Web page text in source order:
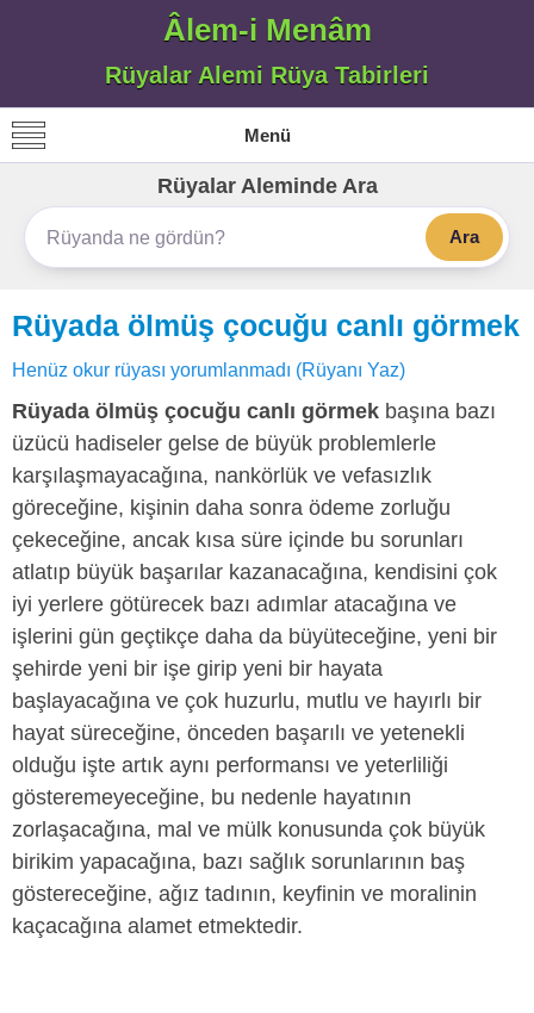
Âlem-i Menâm
Rüyalar Alemi Rüya Tabirleri
Menü
Rüyalar Aleminde Ara
Ara
Rüyada ölmüş çocuğu canlı görmek
Henüz okur rüyası yorumlanmadı (Rüyanı Yaz)
Rüyada ölmüş çocuğu canlı görmek başına bazı
üzücü hadiseler gelse de büyük problemlerle
karşılaşmayacağına, nankörlük ve vefasızlık
göreceğine, kişinin daha sonra ödeme zorluğu
çekeceğine, ancak kısa süre içinde bu sorunları
atlatıp büyük başarılar kazanacağına, kendisini çok
iyi yerlere götürecek bazı adımlar atacağına ve
işlerini gün geçtikçe daha da büyüteceğine, yeni bir
şehirde yeni bir işe girip yeni bir hayata
başlayacağına ve çok huzurlu, mutlu ve hayırlı bir
hayat süreceğine, önceden başarılı ve yetenekli
olduğu işte artık aynı performansı ve yeterliliği
gösteremeyeceğine, bu nedenle hayatının
zorlaşacağına, mal ve mülk konusunda çok büyük
birikim yapacağına, bazı sağlık sorunlarının baş
göstereceğine, ağız tadının, keyfinin ve moralinin
kaçacağına alamet etmektedir.